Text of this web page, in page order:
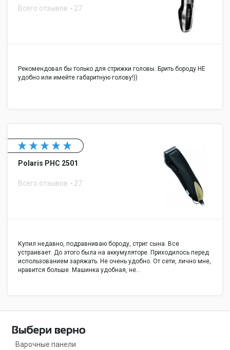
Всего отзывов 27
Рекомендовал бы только для стрижки головы. Брить бороду НЕ
удобно или имейте габаритную голову!))
Polaris PHC 2501
Всего отзывов 27
Купил недавно, подравниваю бороду, стриг сына. Все
устраивает. До этого была на аккумуляторе. Приходилось перед
использованием заряжать. Не очень удобно. От сети, лично мне,
нравится больше. Машинка удобная, не…
Варочные панели